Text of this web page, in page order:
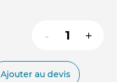
- +
Ajouter au devis